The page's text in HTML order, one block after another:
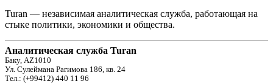
Turan — независимая аналитическая служба, работающая на
стыке политики, экономики и общества.
Аналитическая служба Turan
Баку, AZ1010
Ул. Сулеймана Рагимова 186, кв. 24
Тел.: (+99412) 440 11 96